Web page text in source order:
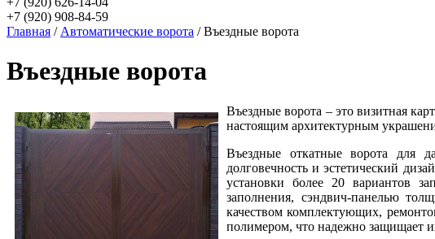
+7 (920) 908-84-59
Главная / Автоматические ворота / Въездные ворота
Въездные ворота
Въездные ворота – это визитная
настоящим архитектурным
Въездные откатные ворота для
долговечность и эстетический
установки более 20 вариантов
заполнения, сэндвич-панелью
качеством комплектующих,
полимером, что надежно защищает